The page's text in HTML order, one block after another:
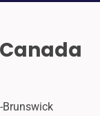
Brunswick